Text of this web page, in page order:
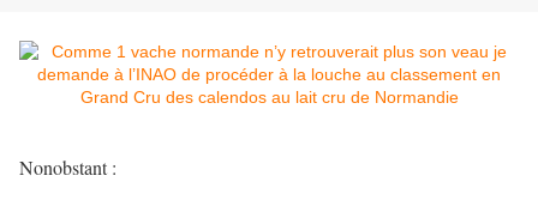
Nonobstant :